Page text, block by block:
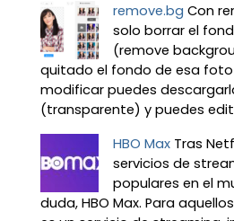
remove.bg Con
solo borrar el
(remove
quitado el fondo de esa foto
modificar puedes
(transparente) y puedes
HBO Max Tras
servicios de
populares en el
duda, HBO Max. Para